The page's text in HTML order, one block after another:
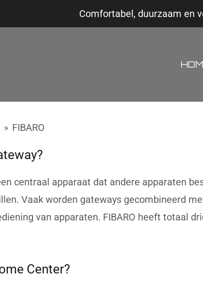
Comfortabel, duurzaam en
» FIBARO
centraal apparaat dat andere apparaten
Vaak worden gateways gecombineerd
van apparaten. FIBARO heeft totaal
Center?